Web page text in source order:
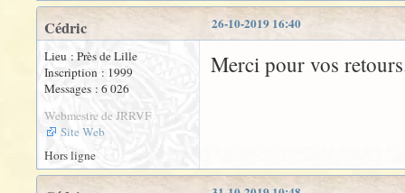
26-10-2019 16:40
Cédric
Lieu : Près de Lille
Inscription : 1999
Messages : 6 026
Webmestre de JRRVF
Site Web
Merci pour vos
Hors ligne